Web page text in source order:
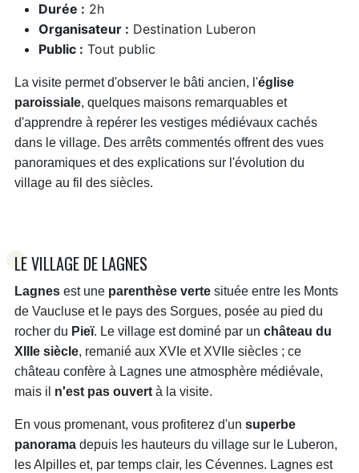
Durée : 2h
Organisateur : Destination Luberon
Public : Tout public
La visite permet d'observer le bâti ancien, l'église
paroissiale, quelques maisons remarquables et
d'apprendre à repérer les vestiges médiévaux cachés
dans le village. Des arrêts commentés offrent des vues
panoramiques et des explications sur l'évolution du
village au fil des siècles.
LE VILLAGE DE LAGNES
Lagnesest une parenthèse vertesituée entre les Monts
de Vaucluse et le pays des Sorgues, posée au pied du
rocher du Pieï. Le village est dominé par un château du
XIIIe siècle, remanié aux XVIe et XVIIe siècles ; ce
château confère à Lagnes une atmosphère médiévale,
mais il n'est pas ouvertà la visite.
En vous promenant, vous profiterez d'un superbe
panoramadepuis les hauteurs du village sur le Luberon,
les Alpilles et, par temps clair, les Cévennes. Lagnes est